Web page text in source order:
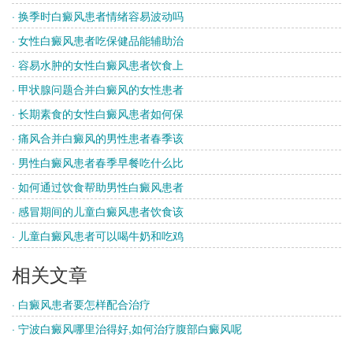
· 换季时白癜风患者情绪容易波动吗
· 女性白癜风患者吃保健品能辅助治
· 容易水肿的女性白癜风患者饮食上
· 甲状腺问题合并白癜风的女性患者
· 长期素食的女性白癜风患者如何保
· 痛风合并白癜风的男性患者春季该
· 男性白癜风患者春季早餐吃什么比
· 如何通过饮食帮助男性白癜风患者
· 感冒期间的儿童白癜风患者饮食该
· 儿童白癜风患者可以喝牛奶和吃鸡
相关文章
· 白癜风患者要怎样配合治疗
· 宁波白癜风哪里治得好,如何治疗腹部白癜风呢